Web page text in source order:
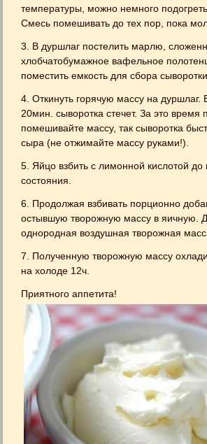
температуры, можно немного
Смесь помешивать до тех пор, пока
3. В дуршлаг постелить марлю,
хлобчатобумажное вафельное
поместить емкость для сбора сыворотки.
4. Откинуть горячую массу на дуршлаг.
20мин. сыворотка стечет. За это время
помешивайте массу, так сыворотка
сыра (не отжимайте массу руками!).
5. Яйцо взбить с лимонной кислотой до
состояния.
6. Продолжая взбивать порционно
остывшую творожную массу в яичную.
однородная воздушная творожная
7. Полученную творожную массу
на холоде 12ч.
Приятного аппетита!